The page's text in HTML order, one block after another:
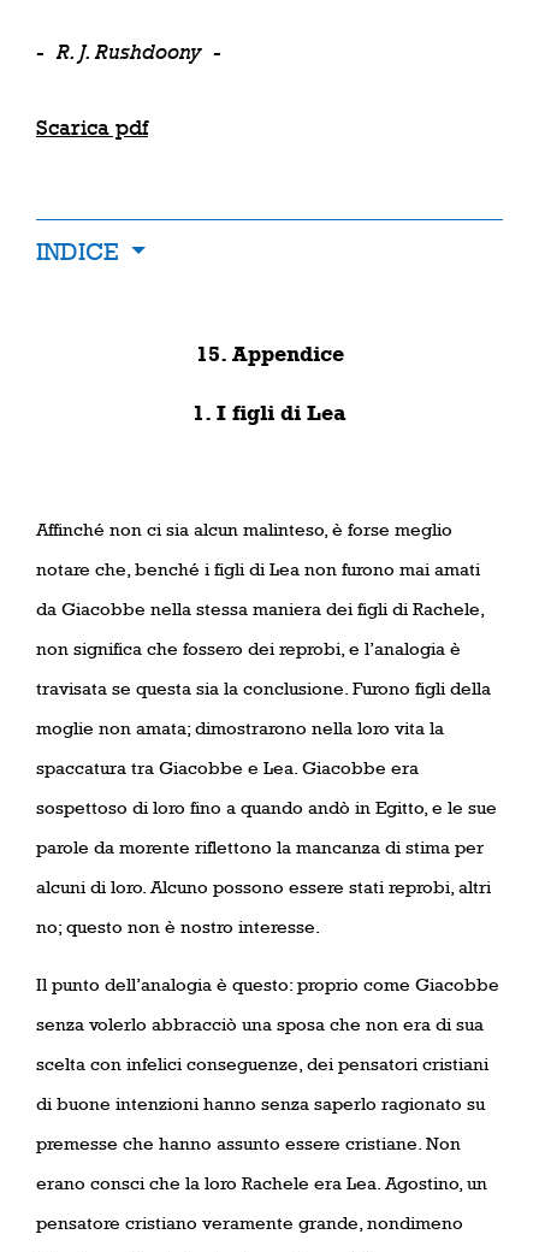
- R. J. Rushdoony -
Scarica pdf
INDICE
15. Appendice
1. I figli di Lea
Affinché non ci sia alcun malinteso, è forse meglio
notare che, benché i figli di Lea non furono mai amati
da Giacobbe nella stessa maniera dei figli di Rachele,
non significa che fossero dei reprobi, e l’analogia è
travisata se questa sia la conclusione. Furono figli della
moglie non amata; dimostrarono nella loro vita la
spaccatura tra Giacobbe e Lea. Giacobbe era
sospettoso di loro fino a quando andò in Egitto, e le sue
parole da morente riflettono la mancanza di stima per
alcuni di loro. Alcuno possono essere stati reprobi, altri
no; questo non è nostro interesse.
Il punto dell’analogia è questo: proprio come Giacobbe
senza volerlo abbracciò una sposa che non era di sua
scelta con infelici conseguenze, dei pensatori cristiani
di buone intenzioni hanno senza saperlo ragionato su
premesse che hanno assunto essere cristiane. Non
erano consci che la loro Rachele era Lea. Agostino, un
pensatore cristiano veramente grande, nondimeno